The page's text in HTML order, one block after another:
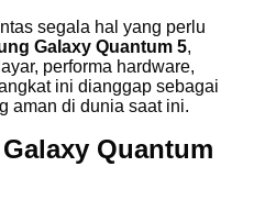
segala hal yang perlu
Galaxy Quantum 5,
performa hardware,
ini dianggap sebagai
aman di dunia saat ini.
Quantum